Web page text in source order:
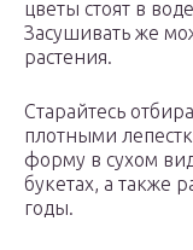
цветы стоят в
Засушивать же
растения.
Старайтесь
плотными
форму в сухом
букетах, а также
годы.